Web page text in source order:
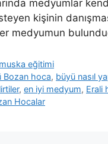
medyumlar
kişinin
medyumun
eğitimi
Bozan hoca, büyü nasıl
, en iyi medyum, Erali
Hocalar